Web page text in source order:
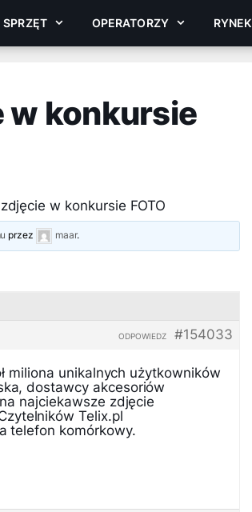
SPRZĘT OPERATORZY RYNEK
w konkursie
w konkursie FOTO
przez maar.
#154033
ODPOWIEDZ
miliona unikalnych użytkowników
dostawcy akcesoriów
najciekawsze zdjęcie
Telix.pl
telefon komórkowy.